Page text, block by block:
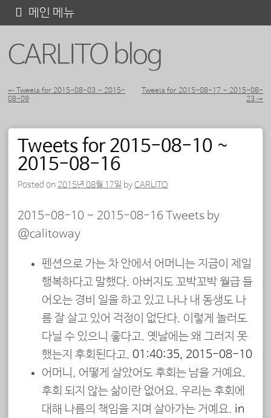
CARLITO blog
메인 메뉴
텐
포스트 내비게이션
← Tweets for 2015-08-03 ~ 2015-
08-09
Tweets for 2015-08-17 ~ 2015-08-
23 →
Tweets for 2015-08-10 ~
2015-08-16
Posted on 2015년 08월 17일 byCARLITO
2015-08-10 ~ 2015-08-16 Tweets by
@calitoway
펜션으로 가는 차 안에서 어머니는 지금이 제일
행복하다고 말했다. 아버지도 꼬박꼬박 월급 들
어오는 경비 일을 하고 있고 나나 내 동생도 나
름 잘 살고 있어 걱정이 없단다. 이렇게 놀러도
다닐 수 있으니 좋다고. 옛날에는 왜 그러지 못
했는지 후회된다고. 01:40:35, 2015-08-10
어머니, 어떻게 살았어도 후회는 남을 거예요.
후회 되지 않는 삶이란 없어요. 우리는 후회에
대해 나름의 책임을 지며 살아가는 거예요. in